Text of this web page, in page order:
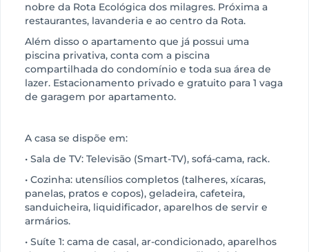
nobre da Rota Ecológica dos milagres. Próxima a
restaurantes, lavanderia e ao centro da Rota.
Além disso o apartamento que já possui uma
piscina privativa, conta com a piscina
compartilhada do condomínio e toda sua área de
lazer. Estacionamento privado e gratuito para 1 vaga
de garagem por apartamento.
A casa se dispõe em:
• Sala de TV: Televisão (Smart-TV), sofá-cama, rack.
• Cozinha: utensílios completos (talheres, xícaras,
panelas, pratos e copos), geladeira, cafeteira,
sanduicheira, liquidificador, aparelhos de servir e
armários.
• Suíte 1: cama de casal, ar-condicionado, aparelhos